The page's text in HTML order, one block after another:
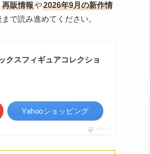
再販情報や2026年9月の新作情
で読み進めてください。
クスフィギュアコレクショ
Yahooショッピング
ポチップ